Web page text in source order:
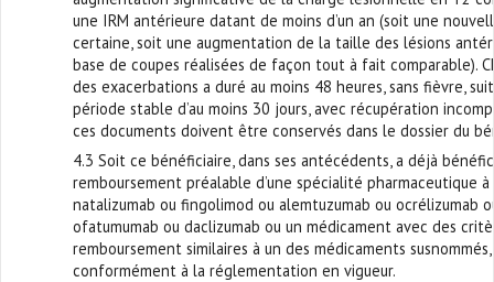
une IRM antérieure datant de moins d’un an (soit une
certaine, soit une augmentation de la taille des lésions
base de coupes réalisées de façon tout à fait comparable).
des exacerbations a duré au moins 48 heures, sans fièvre,
période stable d’au moins 30 jours, avec récupération
ces documents doivent être conservés dans le dossier du
4.3 Soit ce bénéficiaire, dans ses antécédents, a déjà
remboursement préalable d’une spécialité pharmaceutique à
natalizumab ou fingolimod ou alemtuzumab ou ocrélizumab
ofatumumab ou daclizumab ou un médicament avec des
remboursement similaires à un des médicaments susnommés,
conformément à la réglementation en vigueur.